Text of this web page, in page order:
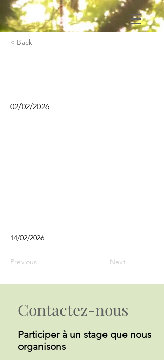
< Back
02/02/2026
14/02/2026
Previous Next
Contactez-nous
Participer à un stage que nous
organisons